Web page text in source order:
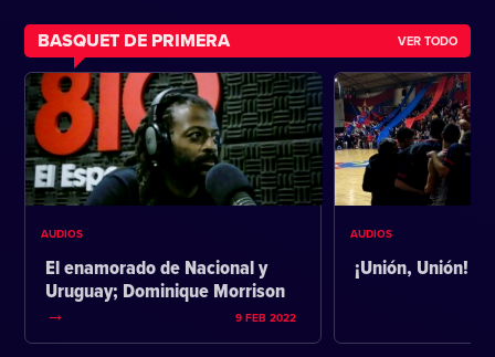
BASQUET DE PRIMERA VER TODO
AUDIOS
El enamorado de Nacional y
Uruguay; Dominique Morrison
9 FEB 2022
AUDIOS
¡Unión, Unión!